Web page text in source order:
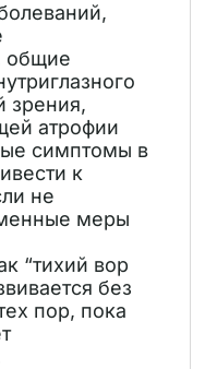
общие
зрения,
атрофии
симптомы в
к
не
меры
“тихий вор
без
пор, пока